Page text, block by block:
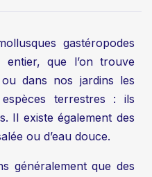
gastéropodes
que l’on trouve
dans nos jardins les
terrestres : ils
Il existe également des
ou d’eau douce.
généralement que des